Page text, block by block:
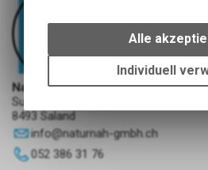
NaturNah GmbH
Sunnehofstrasse 7
8493 Saland
info@naturnah-gmbh.ch
052 386 31 76
bestimmte
Einstellungen
um die
Funktionen
ermöglichen.
Alle
Individuell